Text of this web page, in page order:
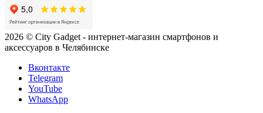
2026 © City Gadget - интернет-магазин смартфонов и
аксессуаров в Челябинске
Вконтакте
Telegram
YouTube
WhatsApp